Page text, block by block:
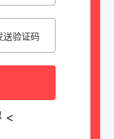
送验证码
<